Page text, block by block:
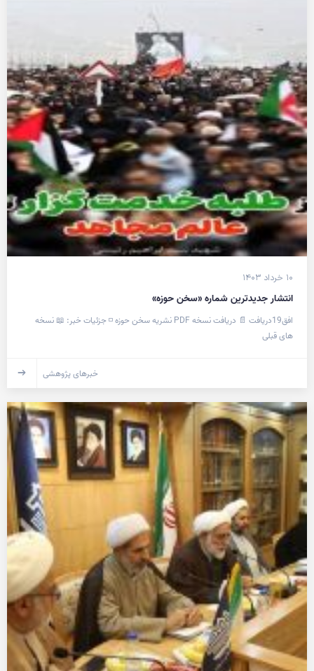
۱۰ خرداد ۱۴۰۳
انتشار جدیدترین شماره «سخن حوزه»
افق19دریافت 📄 دریافت نسخه PDF نشریه سخن حوزه ◽️ جزئیات خبر: 📖 نسخه
های قبلی
خبرهای پژوهشی